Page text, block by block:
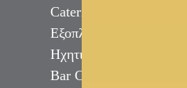
Catering
Εξοπλισμός
Ηχητική Κάλυψη DJ
Bar Catering